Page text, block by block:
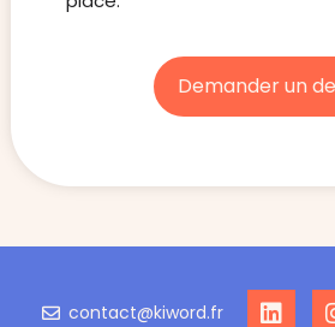
Demander un
contact@kiword.fr